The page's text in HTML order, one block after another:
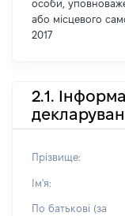
особи,
або місцевого
2017
2.1.
Прізвище:
Ім'я:
По батькові (за